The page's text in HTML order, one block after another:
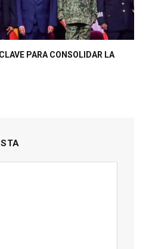
PARA CONSOLIDAR LA